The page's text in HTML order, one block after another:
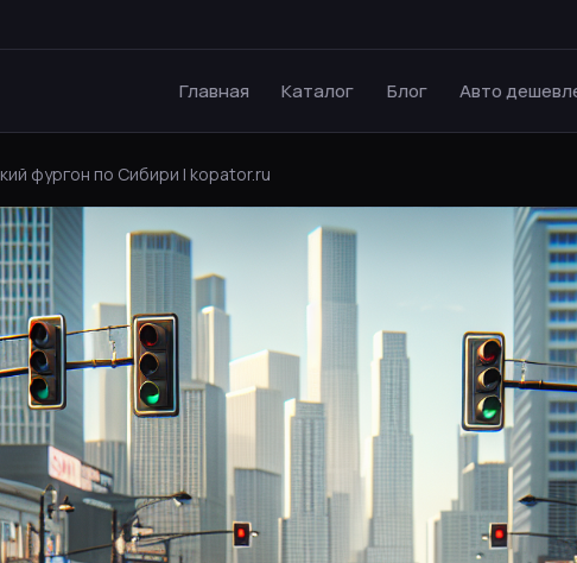
Главная Каталог Блог Авто
фургон по Сибири | kopator.ru